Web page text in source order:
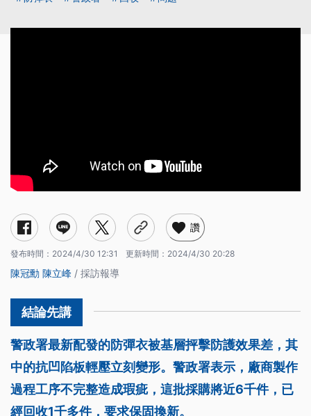
讚
發布時間： 2024/4/30 12:31 更新時間： 2024/4/30 20:28
陳冠勳 陳立峰 / 採訪報導
警政署最新配發的防彈衣被基層抨擊防護效果差，其
中的抗凹陷板輕壓立刻變形。警政署表示，廠商製作
過程工序不完整造成瑕疵，這批採購將近6千件，已
經回收1千多件，要求保固換新。